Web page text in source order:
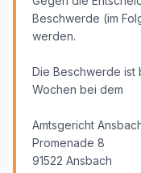
Beschwerde (im
werden.
Die Beschwerde ist
Wochen bei dem
Amtsgericht
Promenade 8
91522 Ansbach